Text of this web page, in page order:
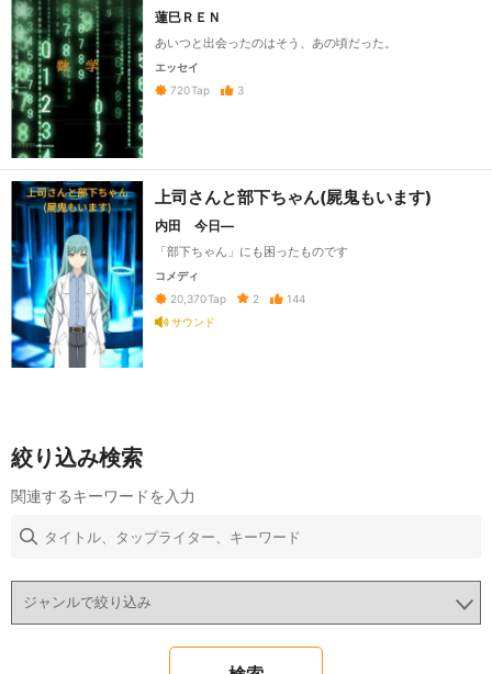
蓮巳ＲＥＮ
あいつと出会ったのはそう、あの頃だった。
エッセイ
720Tap 3
上司さんと部下ちゃん(屍鬼もいます)
内田 今日―
「部下ちゃん」にも困ったものです
コメディ
20,370Tap 2
144
サウンド
絞り込み検索
関連するキーワードを入力